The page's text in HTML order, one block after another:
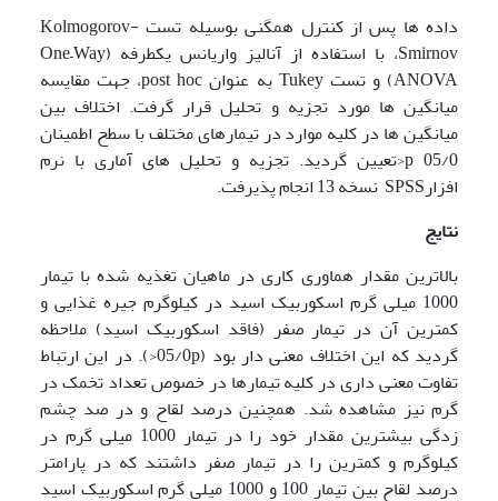
داده ها پس از کنترل همگنی بوسیله تست Kolmogorov-
Smirnov، با استفاده از آنالیز واریانس یکطرفه (One–Way
ANOVA) و تست Tukey به عنوان post hoc، جهت مقایسه
میانگین ها مورد تجزیه و تحلیل قرار گرفت. اختلاف بین
میانگین ها در کلیه موارد در تیمارهای مختلف با سطح اطمینان
05/0 p<تعیین گردید. تجزیه و تحلیل های آماری با نرم
افزارSPSS نسخه 13 انجام پذیرفت.
نتایج
بالاترین مقدار هماوری کاری در ماهیان تغذیه شده با تیمار
1000 میلی گرم اسکوربیک اسید در کیلوگرم جیره غذایی و
کمترین آن در تیمار صفر (فاقد اسکوربیک اسید) ملاحظه
گردید که این اختلاف معنی دار بود (05/0p<). در این ارتباط
تفاوت معنی داری در کلیه تیمارها در خصوص تعداد تخمک در
گرم نیز مشاهده شد. همچنین درصد لقاح و در صد چشم
زدگی بیشترین مقدار خود را در تیمار 1000 میلی گرم در
کیلوگرم و کمترین را در تیمار صفر داشتند که در پارامتر
درصد لقاح بین تیمار 100 و 1000 میلی گرم اسکوربیک اسید